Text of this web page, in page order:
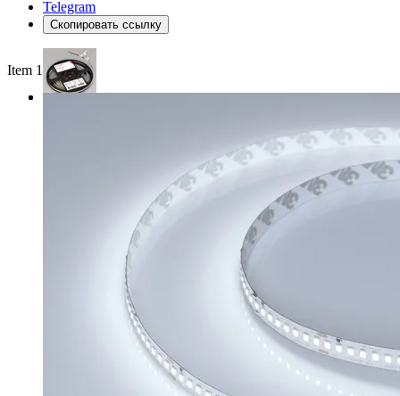
Telegram
Скопировать ссылку
Item 1 of 3